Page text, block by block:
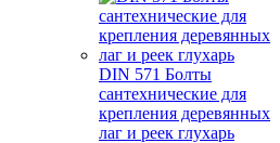
DIN 571 Болты
сантехнические для
крепления деревянных
лаг и реек глухарь